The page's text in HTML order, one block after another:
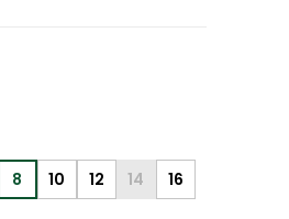
8 10 12 14 16